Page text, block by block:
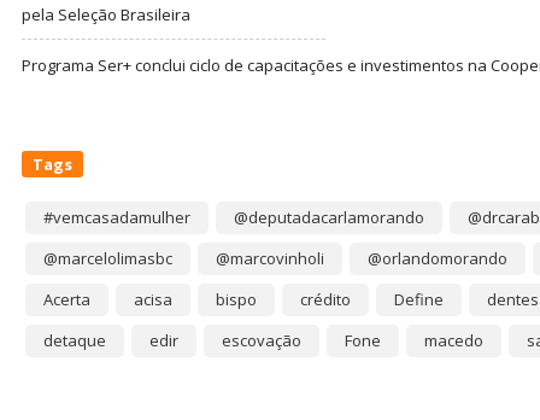
pela Seleção Brasileira
Programa Ser+ conclui ciclo de capacitações e investimentos na
Tags
#vemcasadamulher @deputadacarlamorando
@marcelolimasbc
@marcovinholi
@orlandomorando
Acerta
acisa bispo crédito Define
dentes
detaque
edir escovação Fone macedo